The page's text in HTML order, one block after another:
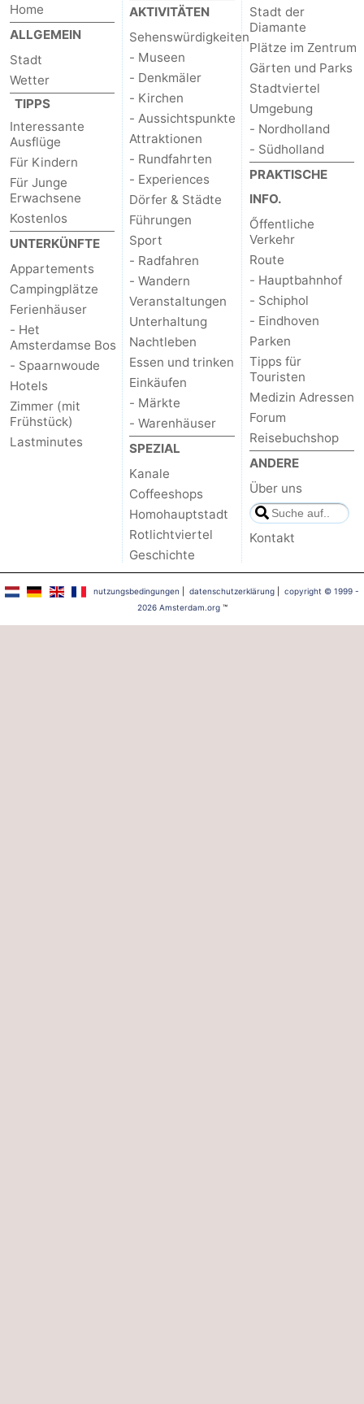
Home
ALLGEMEIN
Stadt
Wetter
TIPPS
Interessante
Ausflüge
Für Kindern
Für Junge
Erwachsene
Kostenlos
UNTERKÜNFTE
Appartements
Campingplätze
Ferienhäuser
- Het
Amsterdamse Bos
- Spaarnwoude
Hotels
Zimmer (mit
Frühstück)
Lastminutes
AKTIVITÄTEN
Sehenswürdigkeiten
- Museen
- Denkmäler
- Kirchen
- Aussichtspunkte
Attraktionen
- Rundfahrten
- Experiences
Dörfer & Städte
Führungen
Sport
- Radfahren
- Wandern
Veranstaltungen
Unterhaltung
Nachtleben
Essen und trinken
Einkäufen
- Märkte
- Warenhäuser
SPEZIAL
Kanale
Coffeeshops
Homohauptstadt
Rotlichtviertel
Geschichte
Stadt der
Diamante
Plätze im Zentrum
Gärten und Parks
Stadtviertel
Umgebung
- Nordholland
- Südholland
PRAKTISCHE
INFO.
Őffentliche
Verkehr
Route
- Hauptbahnhof
- Schiphol
- Eindhoven
Parken
Tipps für
Touristen
Medizin Adressen
Forum
Reisebuchshop
ANDERE
Über uns
Kontakt
nutzungsbedingungen datenschutzerklärung| copyright © 1999 -
2026 Amsterdam.org™